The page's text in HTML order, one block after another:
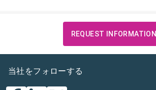
REQUEST INFORMATION
当社をフォローする